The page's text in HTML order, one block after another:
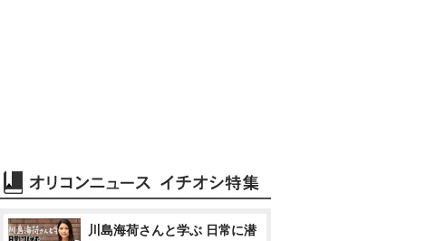
川島海荷さんと学ぶ 日常に潜